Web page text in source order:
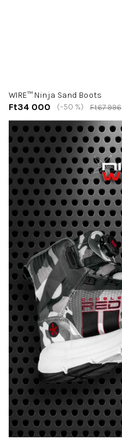
WIRE™ Ninja Sand Boots
Ft34 000 Ft67 996
(–50 %)